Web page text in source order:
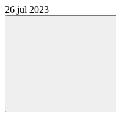
26 jul 2023